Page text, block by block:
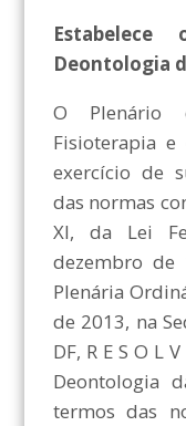
Deontologia
O Plenário
Fisioterapia
exercício de
das normas
XI, da Lei
dezembro de
Plenária
de 2013, na
DF, R E S O L
Deontologia
termos das